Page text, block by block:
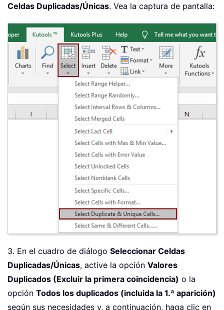
Celdas Duplicadas/Únicas. Vea la captura de pantalla:
3. En el cuadro de diálogo Seleccionar Celdas
Duplicadas/Únicas, active la opción Valores
Duplicados (Excluir la primera coincidencia) o la
opción Todos los duplicados (incluida la 1.ª aparición)
según sus necesidades y, a continuación, haga clic en